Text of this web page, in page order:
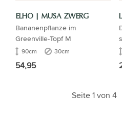
ELHO | MUSA ZWERG
Bananenpflanze im
Greenville-Topf M
90cm 30cm
54,95
Seite 1 von 4